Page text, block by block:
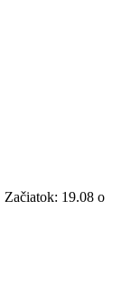
Začiatok: 19.08 o